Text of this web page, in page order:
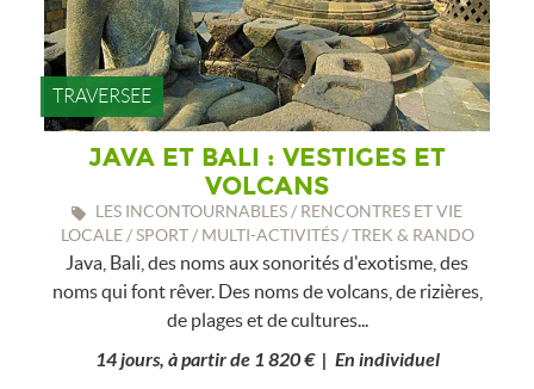
TRAVERSEE
JAVA ET BALI : VESTIGES ET
VOLCANS
LES INCONTOURNABLES / RENCONTRES ET VIE
LOCALE / SPORT / MULTI-ACTIVITÉS / TREK & RANDO
Java, Bali, des noms aux sonorités d'exotisme, des
noms qui font rêver. Des noms de volcans, de rizières,
de plages et de cultures...
14 jours, à partir de 1 820 € | En individuel